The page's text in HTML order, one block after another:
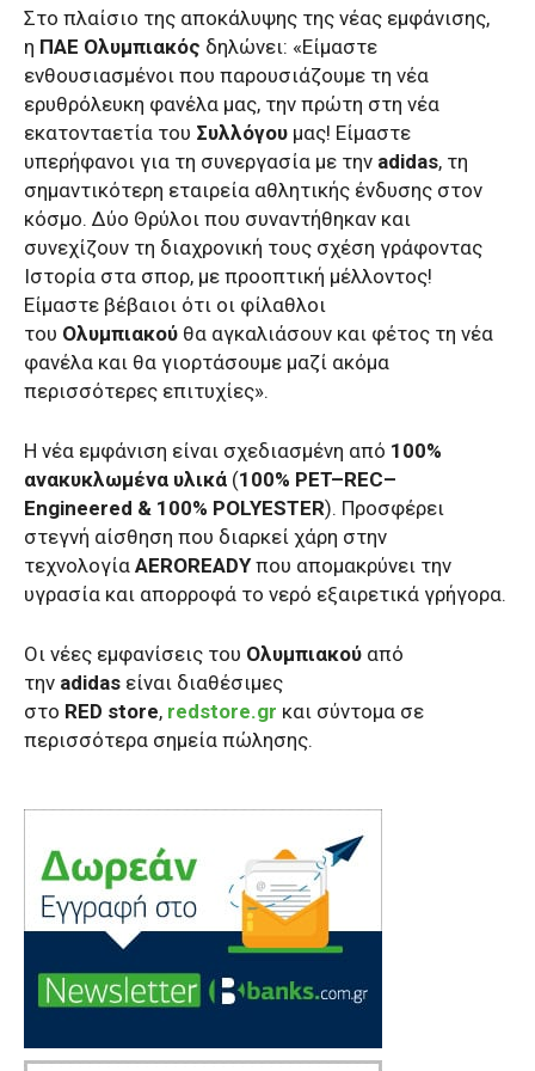
Στο πλαίσιο της αποκάλυψης της νέας εμφάνισης,
η ΠΑΕ Ολυμπιακός δηλώνει: «Είμαστε
ενθουσιασμένοι που παρουσιάζουμε τη νέα
ερυθρόλευκη φανέλα μας, την πρώτη στη νέα
εκατονταετία του Συλλόγου μας! Είμαστε
υπερήφανοι για τη συνεργασία με την adidas, τη
σημαντικότερη εταιρεία αθλητικής ένδυσης στον
κόσμο. Δύο Θρύλοι που συναντήθηκαν και
συνεχίζουν τη διαχρονική τους σχέση γράφοντας
Ιστορία στα σπορ, με προοπτική μέλλοντος!
Είμαστε βέβαιοι ότι οι φίλαθλοι
του Ολυμπιακού θα αγκαλιάσουν και φέτος τη νέα
φανέλα και θα γιορτάσουμε μαζί ακόμα
περισσότερες επιτυχίες».
Η νέα εμφάνιση είναι σχεδιασμένη από 100%
ανακυκλωμένα υλικά (100% PET–REC–
Engineered & 100% POLYESTER). Προσφέρει
στεγνή αίσθηση που διαρκεί χάρη στην
τεχνολογία AEROREADYπου απομακρύνει την
υγρασία και απορροφά το νερό εξαιρετικά γρήγορα.
Οι νέες εμφανίσεις του Ολυμπιακού από
την adidas είναι διαθέσιμες
στο RED store, redstore.gr και σύντομα σε
περισσότερα σημεία πώλησης.